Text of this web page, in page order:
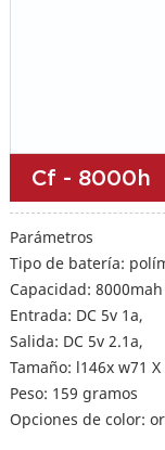
Cf - 8000h
Parámetros
Tipo de batería:
Capacidad:
Entrada: DC 5v 1a,
Salida: DC 5v 2.1a,
Tamaño: l146x w71
Peso: 159 gramos
Opciones de color: